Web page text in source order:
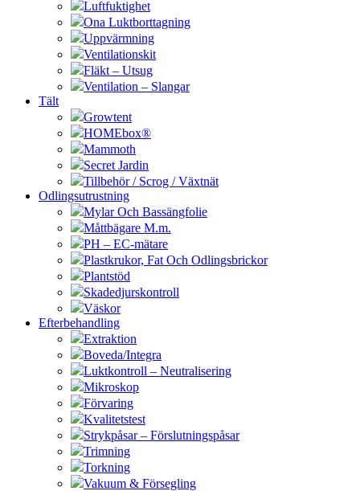
Luftfuktighet
Ona Luktborttagning
Uppvärmning
Ventilationskit
Fläkt – Utsug
Ventilation – Slangar
Tält
Growtent
HOMEbox®
Mammoth
Secret Jardin
Tillbehör / Scrog / Växtnät
Odlingsutrustning
Mylar Och Bassängfolie
Måttbägare M.m.
PH – EC-mätare
Plastkrukor, Fat Och Odlingsbrickor
Plantstöd
Skadedjurskontroll
Väskor
Efterbehandling
Extraktion
Boveda/Integra
Luktkontroll – Neutralisering
Mikroskop
Förvaring
Kvalitetstest
Strykpåsar – Förslutningspåsar
Trimning
Torkning
Vakuum & Försegling